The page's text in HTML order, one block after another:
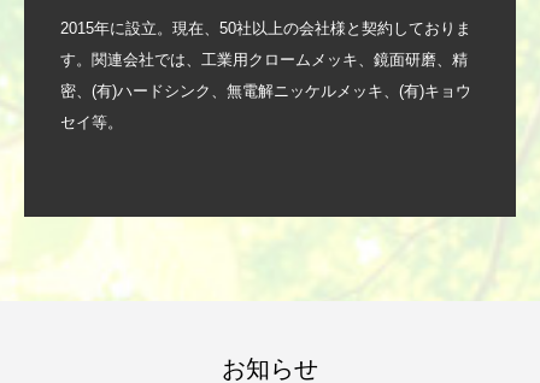
2015年に設立。現在、50社以上の会社様と契約しておりま
す。関連会社では、工業用クロームメッキ、鏡面研磨、精
密、(有)ハードシンク、無電解ニッケルメッキ、(有)キョウ
セイ等。
お知らせ